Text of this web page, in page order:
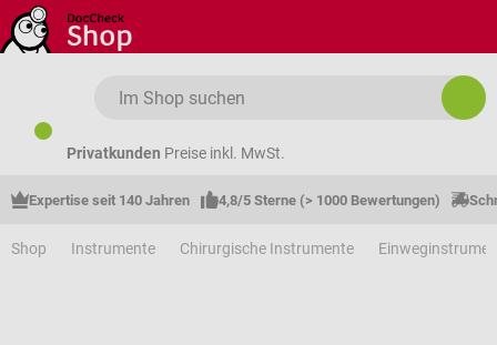
Zum Hauptinhalt springen
Privatkunden Preise inkl. MwSt.
Expertise seit 140 Jahren 4,8/5 Sterne (> 1000 Bewertungen)
Shop Instrumente Chirurgische Instrumente